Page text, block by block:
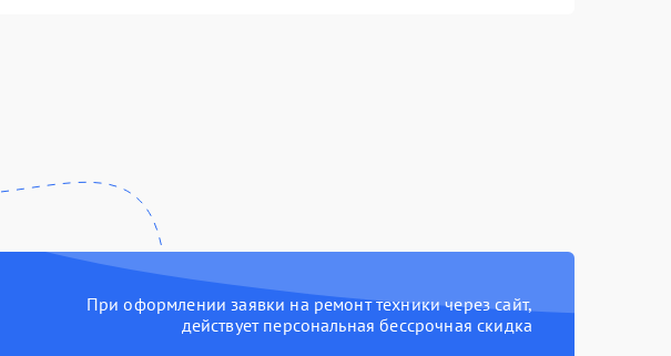
При оформлении заявки на ремонт техники через сайт,
действует персональная бессрочная скидка